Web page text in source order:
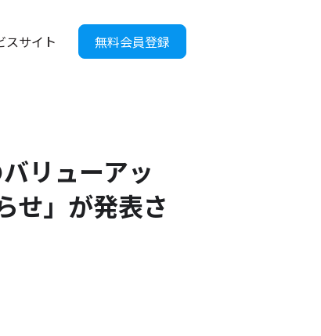
スサイト 無料会員登録
リューアッ
せ」が発表さ